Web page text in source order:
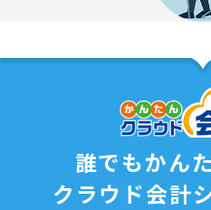
誰でもかん
クラウド会計